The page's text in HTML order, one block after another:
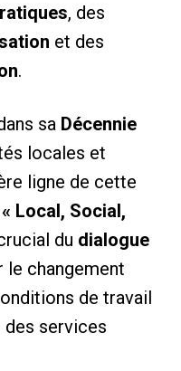
, des
et des
.
sa Décennie
locales et
ligne de cette
« Local, Social,
du dialogue
le changement
de travail
services